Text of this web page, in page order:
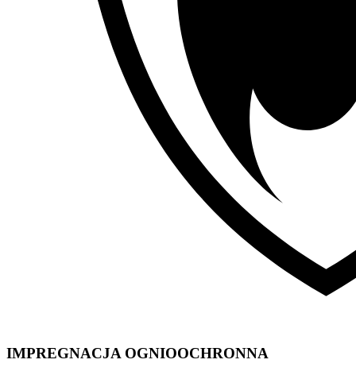
IMPREGNACJA OGNIOOCHRONNA